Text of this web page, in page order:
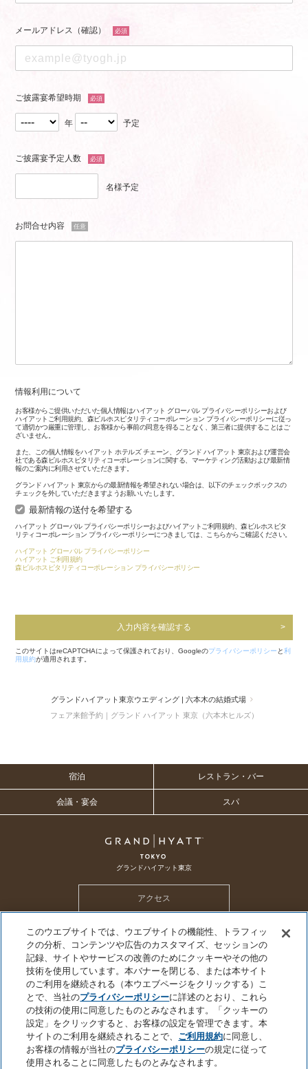
メールアドレス（確認） 必須
ご披露宴希望時期 必須
年 予定
ご披露宴予定人数 必須
名様予定
お問合せ内容 任意
情報利用について
お客様からご提供いただいた個人情報はハイアット グローバル プライバシーポリシーおよび
ハイアットご利用規約、森ビルホスピタリティコーポレーション プライバシーポリシーに従っ
て適切かつ厳重に管理し、お客様から事前の同意を得ることなく、第三者に提供することはご
ざいません。
また、この個人情報をハイアット ホテルズ チェーン、グランド ハイアット 東京および運営会
社である森ビルホスピタリティコーポレーションに関する、マーケティング活動および最新情
報のご案内に利用させていただきます。
グランド ハイアット 東京からの最新情報を希望されない場合は、以下のチェックボックスの
チェックを外していただきますようお願いいたします。
最新情報の送付を希望する
ハイアット グローバル プライバシーポリシーおよびハイアットご利用規約、森ビルホスピタ
リティコーポレーション プライバシーポリシーにつきましては、こちらからご確認ください。
ハイアット グローバル プライバシーポリシー
ハイアット ご利用規約
森ビルホスピタリティコーポレーション プライバシーポリシー
入力内容を確認する
このサイトはreCAPTCHAによって保護されており、Googleのプライバシーポリシーと利
用規約が適用されます。
グランドハイアット東京ウエディング | 六本木の結婚式場
フェア来館予約｜グランド ハイアット 東京（六本木ヒルズ）
宿泊 レストラン・バー
会議・宴会 スパ
グランドハイアット東京
アクセス
ホテル トップ メールマガジン 採用情報 CSR SDGs
ハイアット グローバル プライバシーポリシー クッキーセンター
個人情報を販売または共有しないでください プライバシーポリシー 会社概要
サイトのご利用について サイトマップ
©2026 Hyatt Corporation
このウエブサイトでは、ウエブサイトの機能性、トラフィッ
クの分析、コンテンツや広告のカスタマイズ、セッションの
記録、サイトやサービスの改善のためにクッキーやその他の
技術を使用しています。本バナーを閉じる、または本サイト
のご利用を継続される（本ウエブページをクリックする）こ
とで、当社のプライバシーポリシーに詳述のとおり、これら
の技術の使用に同意したものとみなされます。「クッキーの
設定」をクリックすると、お客様の設定を管理できます。本
サイトのご利用を継続されることで、 ご利用規約に同意し、
お客様の情報が当社のプライバシーポリシーの規定に従って
使用されることに同意したものとみなされます。